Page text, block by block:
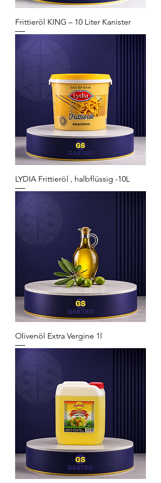
Frittieröl KING – 10 Liter Kanister
LYDIA Frittieröl , halbflüssig -10L
Olivenöl Extra Vergine 1l